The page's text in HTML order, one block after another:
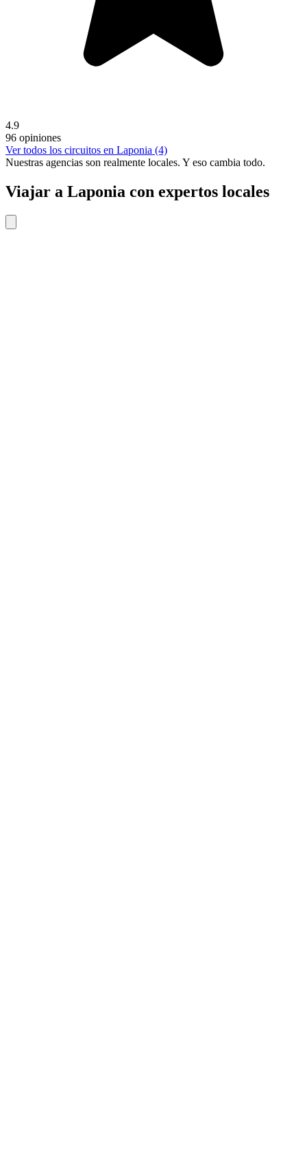
4.9
96 opiniones
Ver todos los circuitos en Laponia (4)
Nuestras agencias son realmente locales. Y eso cambia todo.
Viajar a Laponia con expertos locales